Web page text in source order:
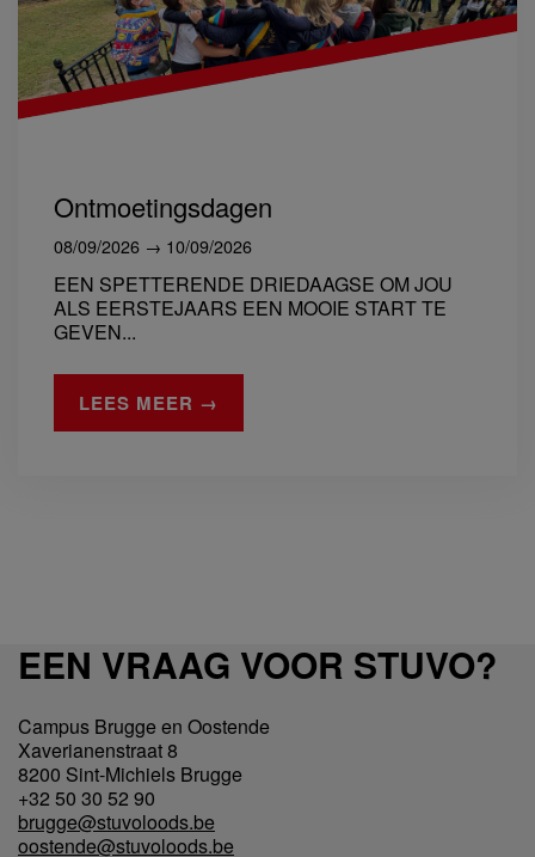
Ontmoetingsdagen
08/09/2026 → 10/09/2026
EEN SPETTERENDE DRIEDAAGSE OM JOU
ALS EERSTEJAARS EEN MOOIE START TE
GEVEN...
LEES MEER →
EEN VRAAG VOOR STUVO?
Campus Brugge en Oostende
Xaverianenstraat 8
8200 Sint-Michiels Brugge
+32 50 30 52 90
brugge@stuvoloods.be
oostende@stuvoloods.be